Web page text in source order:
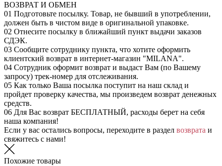
ВОЗВРАТ И ОБМЕН
01 Подготовьте посылку. Товар, не бывший в употреблении,
должен быть в чистом виде в оригинальной упаковке.
02 Отнесите посылку в ближайший пункт выдачи заказов
СДЭК.
03 Сообщите сотруднику пункта, что хотите оформить
клиентский возврат в интернет-магазин "MILANA".
04 Сотрудник оформит возврат и выдаст Вам (по Вашему
запросу) трек-номер для отслеживания.
05 Как только Ваша посылка поступит на наш склад и
пройдет проверку качества, мы произведем возврат денежных
средств.
06 Для Вас возврат БЕСПЛАТНЫЙ, расходы берет на себя
наша компания!
Если у вас остались вопросы, переходите в раздел возврата и
свяжитесь с нами!
Похожие товары